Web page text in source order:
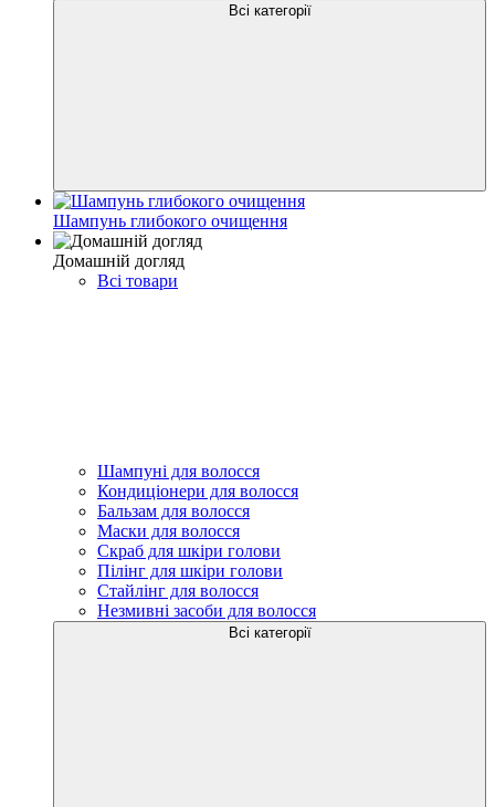
Всі категорії
Шампунь глибокого очищення
Домашній догляд
Всі товари
Шампуні для волосся
Кондиціонери для волосся
Бальзам для волосся
Маски для волосся
Скраб для шкіри голови
Пілінг для шкіри голови
Стайлінг для волосся
Незмивні засоби для волосся
Всі категорії